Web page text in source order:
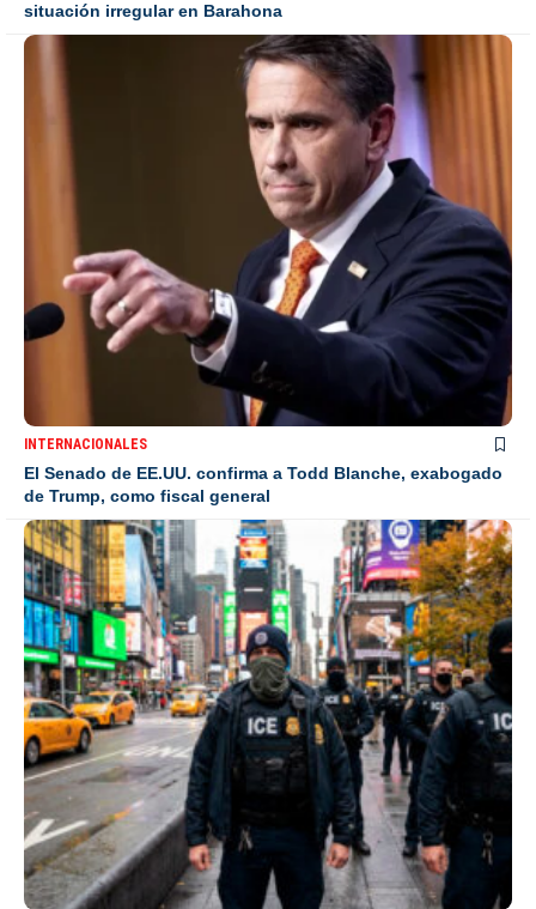
situación irregular en Barahona
INTERNACIONALES
El Senado de EE.UU. confirma a Todd Blanche, exabogado
de Trump, como fiscal general